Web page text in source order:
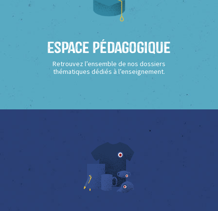
Espace Pédagogique
Retrouvez l’ensemble de nos dossiers
thématiques dédiés à l’enseignement.